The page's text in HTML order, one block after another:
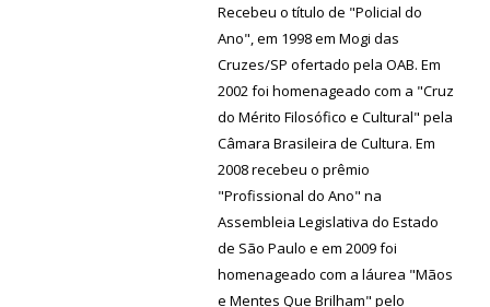
Recebeu o título de "Policial do
Ano", em 1998 em Mogi das
Cruzes/SP ofertado pela OAB. Em
2002 foi homenageado com a "Cruz
do Mérito Filosófico e Cultural" pela
Câmara Brasileira de Cultura. Em
2008 recebeu o prêmio
"Profissional do Ano" na
Assembleia Legislativa do Estado
de São Paulo e em 2009 foi
homenageado com a láurea "Mãos
e Mentes Que Brilham" pelo